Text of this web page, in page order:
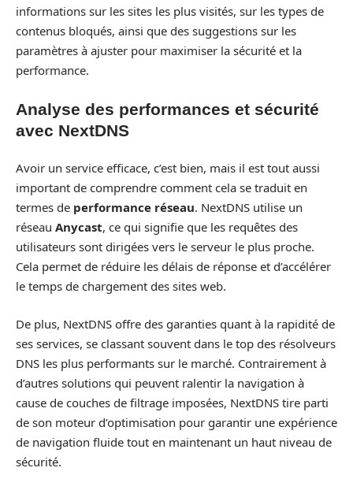
informations sur les sites les plus visités, sur les types de
contenus bloqués, ainsi que des suggestions sur les
paramètres à ajuster pour maximiser la sécurité et la
performance.
Analyse des performances et sécurité
avec NextDNS
Avoir un service efficace, c’est bien, mais il est tout aussi
important de comprendre comment cela se traduit en
termes de performance réseau. NextDNS utilise un
réseau Anycast, ce qui signifie que les requêtes des
utilisateurs sont dirigées vers le serveur le plus proche.
Cela permet de réduire les délais de réponse et d’accélérer
le temps de chargement des sites web.
De plus, NextDNS offre des garanties quant à la rapidité de
ses services, se classant souvent dans le top des résolveurs
DNS les plus performants sur le marché. Contrairement à
d’autres solutions qui peuvent ralentir la navigation à
cause de couches de filtrage imposées, NextDNS tire parti
de son moteur d’optimisation pour garantir une expérience
de navigation fluide tout en maintenant un haut niveau de
sécurité.